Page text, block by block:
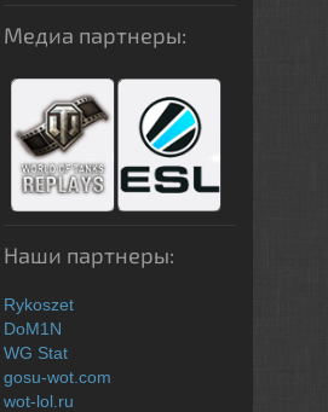
Медиа партнеры:
Наши партнеры:
Rykoszet
DoM1N
WG Stat
gosu-wot.com
wot-lol.ru